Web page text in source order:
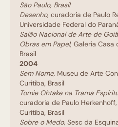
São Paulo, Brasil
Desenho, curadoria de Paulo
Universidade Federal do
Salão Nacional de Arte de
Obras em Papel, Galeria Casa
Brasil
2004
Sem Nome, Museu de Arte
Curitiba, Brasil
Tomie Ohtake na Trama
curadoria de Paulo
Curitiba, Brasil
Sobre o Medo, Sesc da